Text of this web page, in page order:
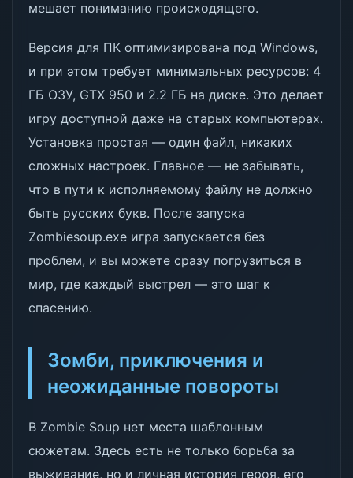
мешает пониманию происходящего.
Версия для ПК оптимизирована под Windows,
и при этом требует минимальных ресурсов: 4
ГБ ОЗУ, GTX 950 и 2.2 ГБ на диске. Это делает
игру доступной даже на старых компьютерах.
Установка простая — один файл, никаких
сложных настроек. Главное — не забывать,
что в пути к исполняемому файлу не должно
быть русских букв. После запуска
Zombiesoup.exe игра запускается без
проблем, и вы можете сразу погрузиться в
мир, где каждый выстрел — это шаг к
спасению.
Зомби, приключения и
неожиданные повороты
В Zombie Soup нет места шаблонным
сюжетам. Здесь есть не только борьба за
выживание, но и личная история героя, его